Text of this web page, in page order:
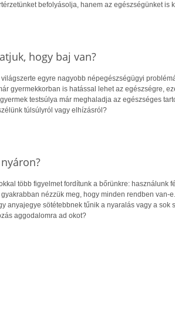
befolyásolja, hanem az egészségünket is
hogy baj van?
egyre nagyobb népegészségügyi
gyermekkorban is hatással lehet az egészségre,
testsúlya már meghaladja az egészséges
túlsúlyról vagy elhízásról?
több figyelmet fordítunk a bőrünkre: használunk
nézzük meg, hogy minden rendben van-
anyajegye sötétebbnek tűnik a nyaralás vagy a sok
aggodalomra ad okot?